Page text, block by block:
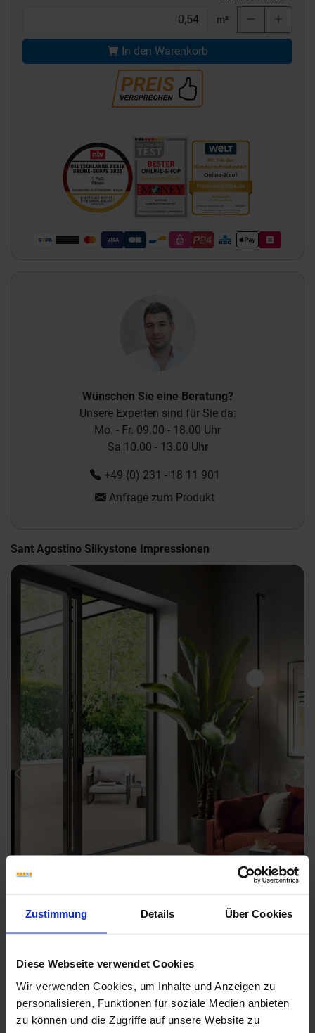
Zustimmung Details Über Cookies
Diese Webseite verwendet Cookies
Wir verwenden Cookies, um Inhalte und Anzeigen zu
personalisieren, Funktionen für soziale Medien anbieten
zu können und die Zugriffe auf unsere Website zu
m²
In den Warenkorb
Wünschen Sie eine Beratung?
Unsere Experten sind für Sie da:
Mo. - Fr. 09.00 - 18.00 Uhr
Sa 10.00 - 13.00 Uhr
+49 (0) 231 - 18 11 901
Anfrage zum Produkt
Sant Agostino Silkystone Impressionen
Previous
Weitere Serien von Sant Agostino